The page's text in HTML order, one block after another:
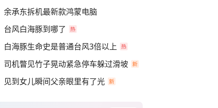
余承东拆机最新款鸿蒙电脑
台风白海豚到哪了
白海豚生命史是普通台风3倍以上
司机瞥见竹子晃动紧急停车躲过滑坡
见到女儿瞬间父亲眼里有了光